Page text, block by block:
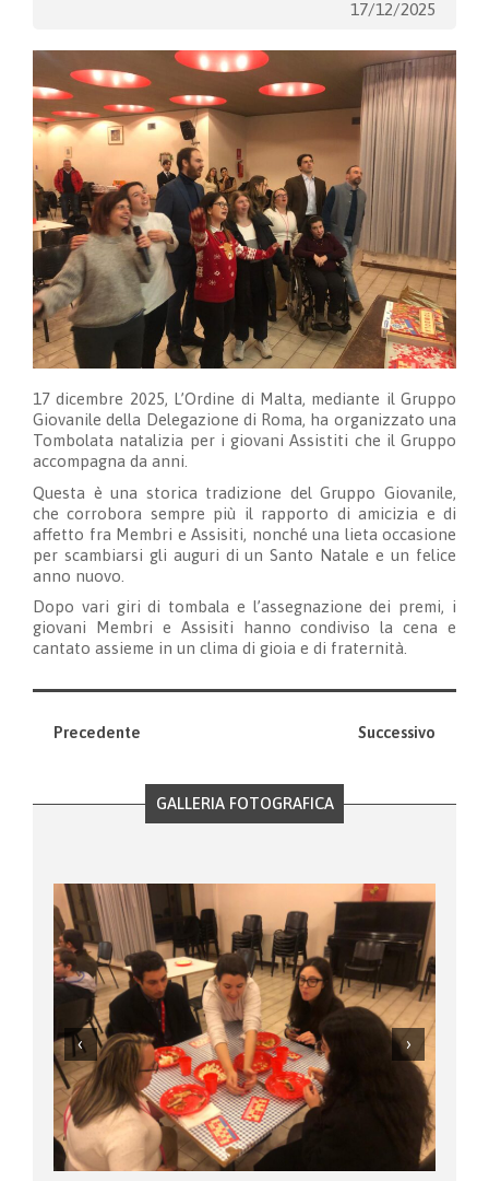
17/12/2025
17 dicembre 2025, L’Ordine di Malta, mediante il Gruppo
Giovanile della Delegazione di Roma, ha organizzato una
Tombolata natalizia per i giovani Assistiti che il Gruppo
accompagna da anni.
Questa è una storica tradizione del Gruppo Giovanile,
che corrobora sempre più il rapporto di amicizia e di
affetto fra Membri e Assisiti, nonché una lieta occasione
per scambiarsi gli auguri di un Santo Natale e un felice
anno nuovo.
Dopo vari giri di tombala e l’assegnazione dei premi, i
giovani Membri e Assisiti hanno condiviso la cena e
cantato assieme in un clima di gioia e di fraternità.
Precedente Successivo
GALLERIA FOTOGRAFICA